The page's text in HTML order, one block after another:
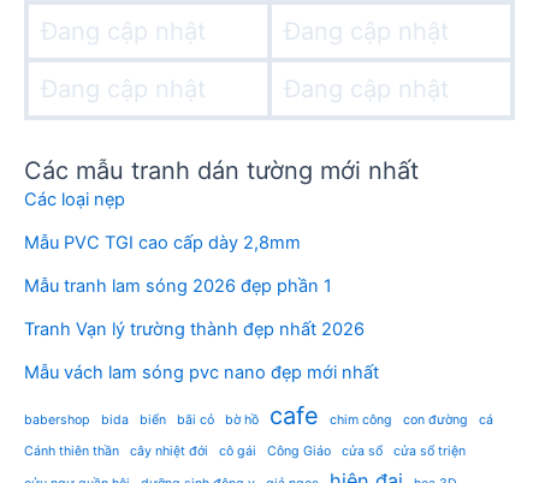
Đang cập nhật
Đang cập nhật
Đang cập nhật
Đang cập nhật
Các mẫu tranh dán tường mới nhất
Các loại nẹp
Mẫu PVC TGI cao cấp dày 2,8mm
Mẫu tranh lam sóng 2026 đẹp phần 1
Tranh Vạn lý trường thành đẹp nhất 2026
Mẫu vách lam sóng pvc nano đẹp mới nhất
babershop bida biển bãi cỏ bờ hồ cafe chim công con đường
cá
Cánh thiên thần
cây nhiệt đới cô gái Công Giáo cửa sổ cửa sổ triện